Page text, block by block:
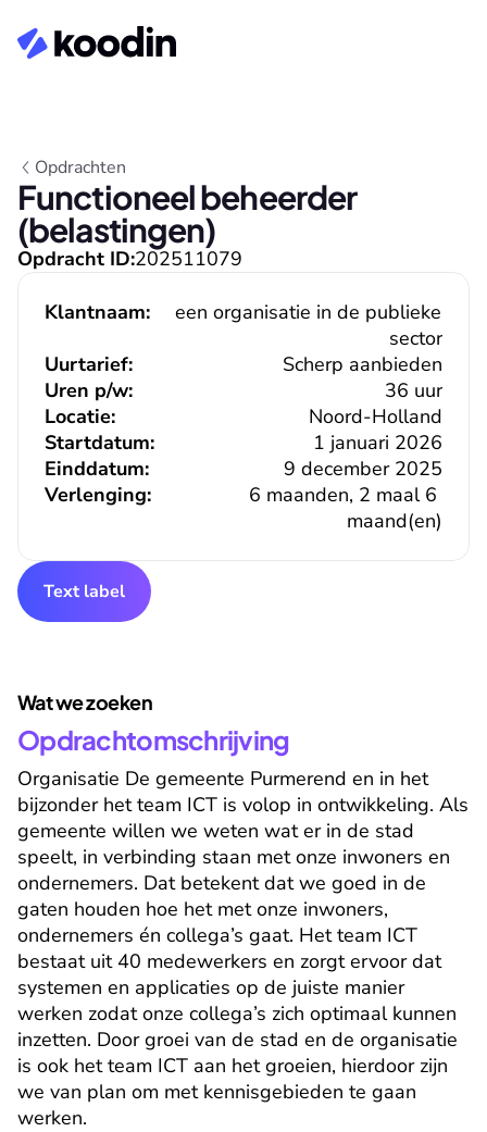
Opdrachten
Functioneel beheerder
(belastingen)
Opdracht ID:202511079
Klantnaam:
een organisatie in de publieke
sector
Uurtarief:
Scherp aanbieden
36 uur
Uren p/w:
Locatie:
Noord-Holland
Verlenging:
6 maanden, 2 maal 6
maand(en)
Einddatum: 9 december 2025
Startdatum: 1 januari 2026
Text label
Wat we zoeken
Opdrachtomschrijving
Organisatie De gemeente Purmerend en in het
bijzonder het team ICT is volop in ontwikkeling. Als
gemeente willen we weten wat er in de stad
speelt, in verbinding staan met onze inwoners en
ondernemers. Dat betekent dat we goed in de
gaten houden hoe het met onze inwoners,
ondernemers én collega’s gaat. Het team ICT
bestaat uit 40 medewerkers en zorgt ervoor dat
systemen en applicaties op de juiste manier
werken zodat onze collega’s zich optimaal kunnen
inzetten. Door groei van de stad en de organisatie
is ook het team ICT aan het groeien, hierdoor zijn
we van plan om met kennisgebieden te gaan
werken.